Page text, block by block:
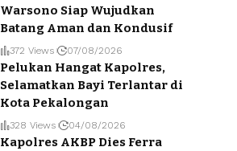
Warsono Siap Wujudkan
Batang Aman dan Kondusif
372 Views 07/08/2026
Pelukan Hangat Kapolres,
Selamatkan Bayi Terlantar di
Kota Pekalongan
328 Views 04/08/2026
Kapolres AKBP Dies Ferra